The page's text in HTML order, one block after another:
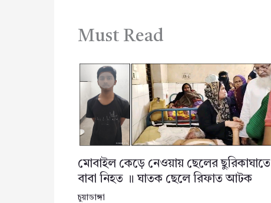
Must Read
মোবাইল কেড়ে নেওয়ায় ছেলের ছুরিকাঘাতে
বাবা নিহত ॥ ঘাতক ছেলে রিফাত আটক
চুয়াডাঙ্গা